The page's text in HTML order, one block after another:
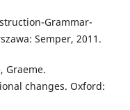
Grammar-
Semper, 2011.
Graeme.
changes. Oxford: